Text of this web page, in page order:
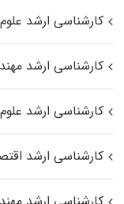
کارشناسی ارشد
کارشناسی ارشد
کارشناسی ارشد
کارشناسی ارشد